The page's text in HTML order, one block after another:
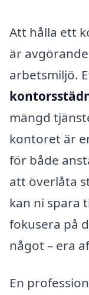
Att hålla ett
är
arbetsmiljö.
mängd
kontoret är
för både
att överlåta
kan ni spara
fokusera på
något – era
En